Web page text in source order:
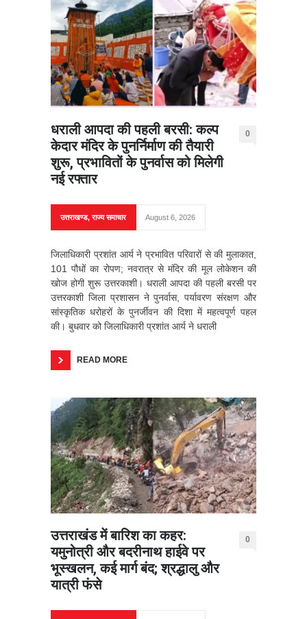
धराली आपदा की पहली बरसी: कल्प
केदार मंदिर के पुनर्निर्माण की तैयारी
शुरू, प्रभावितों के पुनर्वास को मिलेगी
नई रफ्तार
0
उत्तराखण्ड,राज्य समाचार August 6, 2026
जिलाधिकारी प्रशांत आर्य ने प्रभावित परिवारों से की मुलाकात,
101 पौधों का रोपण; नवरात्र से मंदिर की मूल लोकेशन की
खोज होगी शुरू उत्तरकाशी। धराली आपदा की पहली बरसी पर
उत्तरकाशी जिला प्रशासन ने पुनर्वास, पर्यावरण संरक्षण और
सांस्कृतिक धरोहरों के पुनर्जीवन की दिशा में महत्वपूर्ण पहल
की। बुधवार को जिलाधिकारी प्रशांत आर्य ने धराली
READ MORE
उत्तराखंड में बारिश का कहर:
यमुनोत्री और बदरीनाथ हाईवे पर
भूस्खलन, कई मार्ग बंद; श्रद्धालु और
यात्री फंसे
0